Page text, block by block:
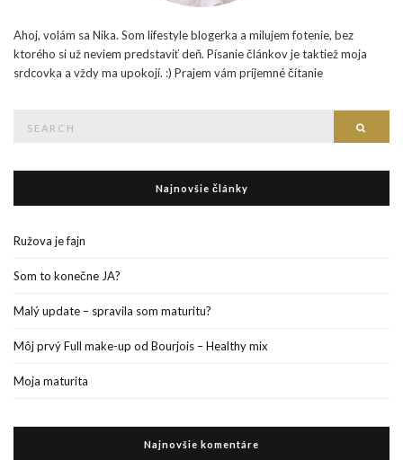
Ahoj, volám sa Nika. Som lifestyle blogerka a milujem fotenie, bez
ktorého si už neviem predstaviť deň. Písanie článkov je taktiež moja
srdcovka a vždy ma upokojí. :) Prajem vám príjemné čítanie
Najnovšie články
Ružova je fajn
Som to konečne JA?
Malý update – spravila som maturitu?
Môj prvý Full make-up od Bourjois – Healthy mix
Moja maturita
Najnovšie komentáre